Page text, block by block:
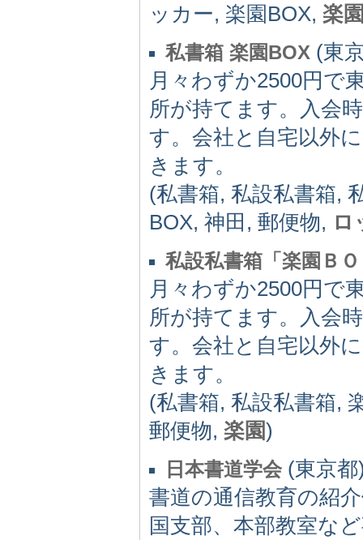
ッカー, 楽園BOX, 楽
私書箱 楽園BOX (東
月々わずか2500円で
所が持てます。入会
す。会社と自宅以外
きます。
(私書箱, 私設私書箱,
BOX, 神田, 郵便物, ロ
私設私書箱「楽園Ｂ
月々わずか2500円で
所が持てます。入会
す。会社と自宅以外
きます。
(私書箱, 私設私書箱,
郵便物, 楽園)
日本書道学会(東京都
書道の通信教育の紹
国支部、本部教室な